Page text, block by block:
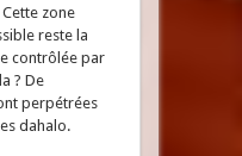
zone
reste la
contrôlée par
? De
perpétrées
dahalo.